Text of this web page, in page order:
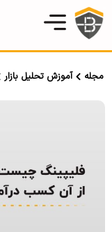
مجله آموزش تحلیل بازار